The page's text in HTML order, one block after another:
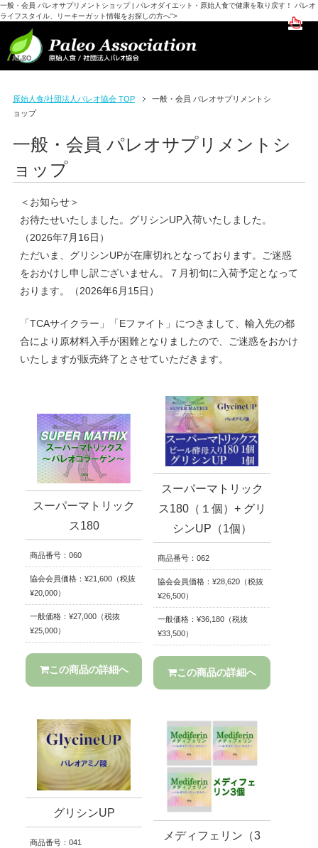
一般・会員 パレオサプリメントショップ | パレオダイエット・原始人食で健康を取り戻す！ パレオ
ライフスタイル、リーキーガット情報をお探しの方へ">
原始人食/社団法人パレオ協会 TOP 一般・会員 パレオサプリメントシ
ョップ
一般・会員 パレオサプリメントシ
ョップ
＜お知らせ＞
お待たせいたしました。グリシンUP入荷いたしました。
（2026年7月16日）
ただいま、グリシンUPが在庫切れとなっております。ご迷惑
をおかけし申し訳ございません。７月初旬に入荷予定となって
おります。（2026年6月15日）
「TCAサイクラー」「Eファイト」につきまして、輸入先の都
合により原材料入手が困難となりましたので、ご迷惑をおかけ
いたしますが販売終了とさせていただきます。
スーパーマトリック
ス180
商品番号：060
協会会員価格：¥21,600（税抜
¥20,000）
一般価格：¥27,000（税抜
¥25,000）
この商品の詳細へ
スーパーマトリック
ス180（１個）+ グリ
シンUP（1個）
商品番号：062
協会会員価格：¥28,620（税抜
¥26,500）
一般価格：¥36,180（税抜
¥33,500）
この商品の詳細へ
グリシンUP
商品番号：041
メディフェリン（3